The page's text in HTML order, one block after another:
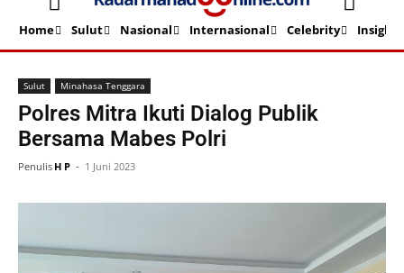
Home Sulut Nasional Internasional Celebrity Insight
Beranda Sulut Minahasa Tenggara
Sulut Minahasa Tenggara
Polres Mitra Ikuti Dialog Publik
Bersama Mabes Polri
Penulis H P - 1 Juni 2023